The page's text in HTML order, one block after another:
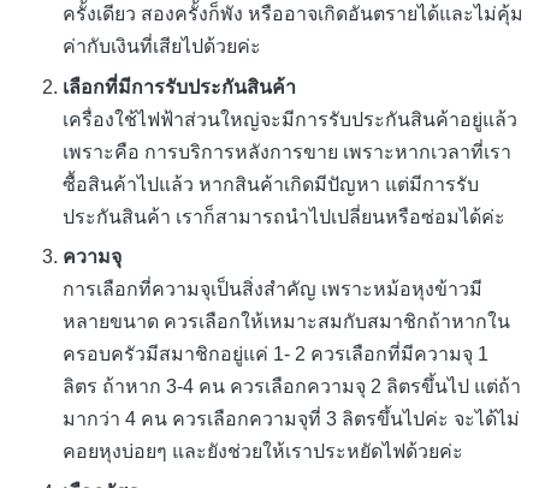
ครั้งเดียว สองครั้งก็พัง หรืออาจเกิดอันตรายได้และไม่คุ้ม
ค่ากับเงินที่เสียไปด้วยค่ะ
เลือกที่มีการรับประกันสินค้า
เครื่องใช้ไฟฟ้าส่วนใหญ่จะมีการรับประกันสินค้าอยู่แล้ว
เพราะคือ การบริการหลังการขาย เพราะหากเวลาที่เรา
ซื้อสินค้าไปแล้ว หากสินค้าเกิดมีปัญหา แต่มีการรับ
ประกันสินค้า เราก็สามารถนำไปเปลี่ยนหรือซ่อมได้ค่ะ
ความจุ
การเลือกที่ความจุเป็นสิ่งสำคัญ เพราะหม้อหุงข้าวมี
หลายขนาด ควรเลือกให้เหมาะสมกับสมาชิกถ้าหากใน
ครอบครัวมีสมาชิกอยู่แค่ 1- 2 ควรเลือกที่มีความจุ 1
ลิตร ถ้าหาก 3-4 คน ควรเลือกความจุ 2 ลิตรขึ้นไป แต่ถ้า
มากว่า 4 คน ควรเลือกความจุที่ 3 ลิตรขึ้นไปค่ะ จะได้ไม่
คอยหุงบ่อยๆ และยังช่วยให้เราประหยัดไฟด้วยค่ะ